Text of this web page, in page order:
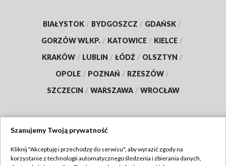
BIAŁYSTOK / BYDGOSZCZ / GDAŃSK /
GORZÓW WLKP. / KATOWICE / KIELCE /
KRAKÓW / LUBLIN / ŁÓDŹ / OLSZTYN /
OPOLE / POZNAŃ / RZESZÓW /
SZCZECIN / WARSZAWA / WROCŁAW
TVP
Szanujemy Twoją prywatność
Kliknij "Akceptuję i przechodzę do serwisu", aby wyrazić zgody na
korzystanie z technologii automatycznego śledzenia i zbierania danych,